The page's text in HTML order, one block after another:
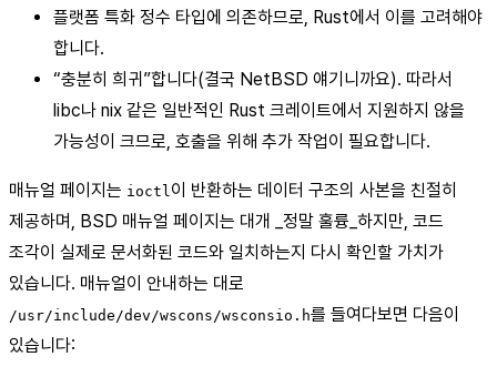
플랫폼 특화 정수 타입에 의존하므로, Rust에서 이를 고려해야
합니다.
“충분히 희귀”합니다(결국 NetBSD 얘기니까요). 따라서
libc나 nix 같은 일반적인 Rust 크레이트에서 지원하지 않을
가능성이 크므로, 호출을 위해 추가 작업이 필요합니다.
매뉴얼 페이지는 ioctl 이 반환하는 데이터 구조의 사본을 친절히
제공하며, BSD 매뉴얼 페이지는 대개 _정말 훌륭_하지만, 코드
조각이 실제로 문서화된 코드와 일치하는지 다시 확인할 가치가
있습니다. 매뉴얼이 안내하는 대로
/usr/include/dev/wscons/wsconsio.h를 들여다보면 다음이
있습니다: